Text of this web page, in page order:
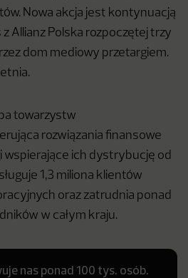
Nowa akcja jest kontynuacją
Allianz Polska rozpoczętej trzy
dom mediowy przetargiem.
towarzystw
rozwiązania finansowe
wspierające ich dystrybucję od
1,3 miliona klientów
oraz zatrudnia ponad
w całym kraju.
nas ponad 100 tys. osób.